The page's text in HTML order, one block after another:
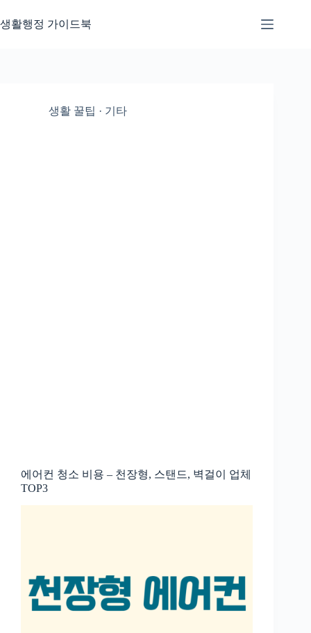
문
생활행정 가이드북
생활 꿀팁 · 기타
에어컨 청소 비용 – 천장형, 스탠드, 벽걸이 업체
TOP3